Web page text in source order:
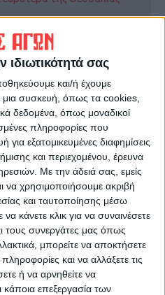
ιδιωτικότητά σας
και/ή έχουμε
συσκευή, όπως τα cookies,
δεδομένα, όπως μοναδικοί
πληροφορίες που
εξατομικευμένες διαφημίσεις
και περιεχομένου, έρευνα
Με την άδειά σας, εμείς
να χρησιμοποιήσουμε ακριβή
και ταυτοποίησης μέσω
κάνετε κλικ για να συναινέσετε
τους συνεργάτες μας όπως
μπορείτε να αποκτήσετε
και να αλλάξετε τις
ή να αρνηθείτε να
επεξεργασία των
Ολυμπιακοί Αγώνες: Νίκη του
Τσιτσιπά στην πρεμιέρα
Ομάδα ΝΕΟΣ ΑΓΩΝ
Εφημερίδα της Καρδίτσας